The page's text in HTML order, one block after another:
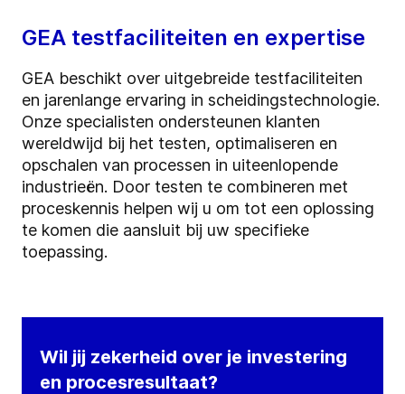
GEA testfaciliteiten en expertise
GEA beschikt over uitgebreide testfaciliteiten
en jarenlange ervaring in scheidingstechnologie.
Onze specialisten ondersteunen klanten
wereldwijd bij het testen, optimaliseren en
opschalen van processen in uiteenlopende
industrieën. Door testen te combineren met
proceskennis helpen wij u om tot een oplossing
te komen die aansluit bij uw specifieke
toepassing.
Wil jij zekerheid over je investering
en procesresultaat?